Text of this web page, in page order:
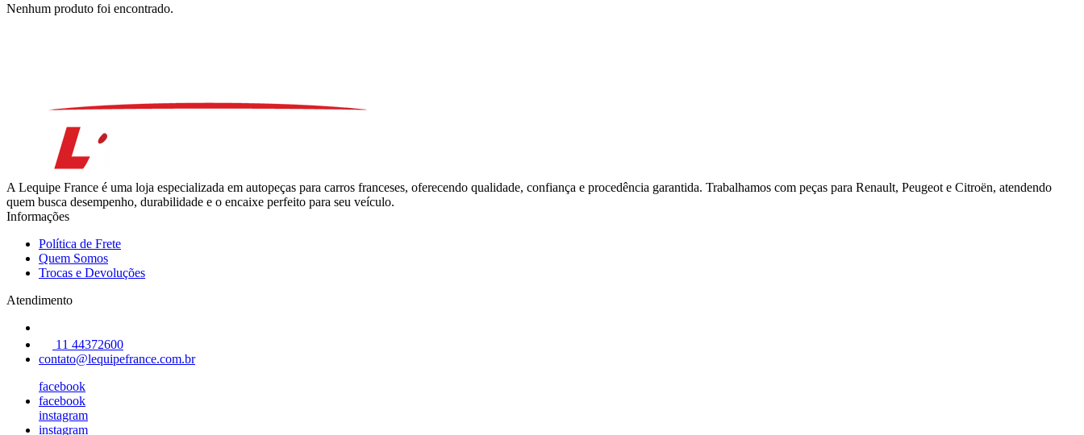
Nenhum produto foi encontrado.
A Lequipe France é uma loja especializada em autopeças para carros franceses, oferecendo qualidade, confiança e procedência garantida. Trabalhamos com peças para Renault, Peugeot e Citroën, atendendo
quem busca desempenho, durabilidade e o encaixe perfeito para seu veículo.
Informações
Política de Frete
Quem Somos
Trocas e Devoluções
Atendimento
11 44372600
contato@lequipefrance.com.br
facebook
facebook
instagram
instagram